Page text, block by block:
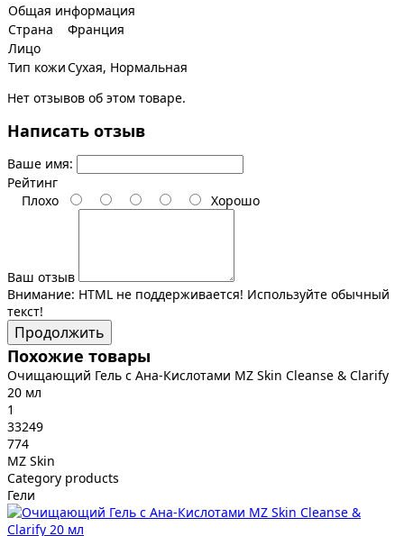
Общая информация
Страна
Франция
Лицо
Тип кожиСухая, Нормальная
Нет отзывов об этом товаре.
Написать отзыв
Ваше имя:
Рейтинг
Плохо
Хорошо
Ваш отзыв
Внимание: HTML не поддерживается! Используйте обычный
текст!
Продолжить
Похожие товары
Очищающий Гель с Ана-Кислотами MZ Skin Cleanse & Clarify
20 мл
1
33249
774
MZ Skin
Category products
Гели